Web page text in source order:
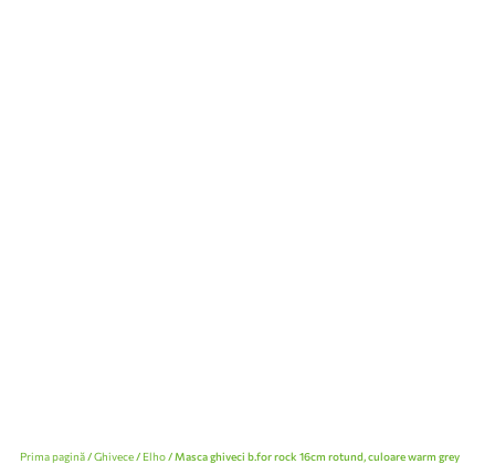
Prima pagină/Ghivece/ Elho/ Masca ghiveci b.for rock 16cm rotund, culoare warm grey